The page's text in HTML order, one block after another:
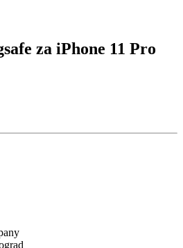
za iPhone 11 Pro